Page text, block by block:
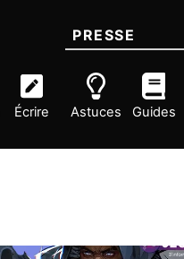
Écrire
PRESSE
Astuces Guides